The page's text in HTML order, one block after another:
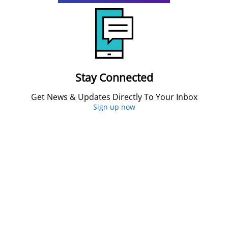
Stay Connected
Get News & Updates Directly To Your Inbox
Sign up now